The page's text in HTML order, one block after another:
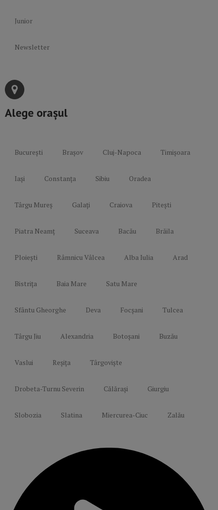
Junior
Newsletter
Alege orașul
București Brașov Cluj-Napoca Timișoara
Iași Constanța Sibiu Oradea
Târgu Mureș Galați Craiova Pitești
Piatra Neamț Suceava Bacău Brăila
Ploiești Râmnicu Vâlcea Alba Iulia Arad
Bistrița Baia Mare Satu Mare
Sfântu Gheorghe Deva Focșani Tulcea
Târgu Jiu Alexandria Botoșani Buzău
Vaslui Reșița Târgoviște
Drobeta-Turnu Severin Călărași Giurgiu
Slobozia Slatina Miercurea-Ciuc Zalău